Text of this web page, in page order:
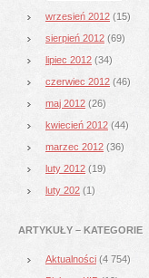
wrzesień 2012 (15)
sierpień 2012 (69)
lipiec 2012 (34)
czerwiec 2012 (46)
maj 2012 (26)
kwiecień 2012 (44)
marzec 2012 (36)
luty 2012 (19)
luty 202 (1)
ARTYKUŁY – KATEGORIE
Aktualności (4 754)